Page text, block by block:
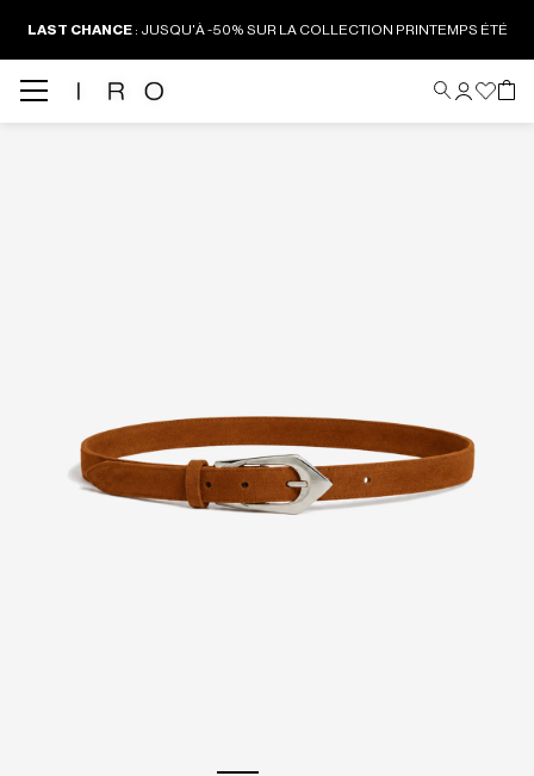
LAST CHANCE: JUSQU'À -50% SUR LA COLLECTION PRINTEMPS ÉTÉ